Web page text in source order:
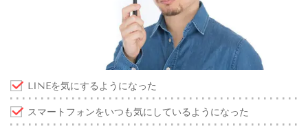
LINEを気にするようになった
スマートフォンをいつも気にしているようになった